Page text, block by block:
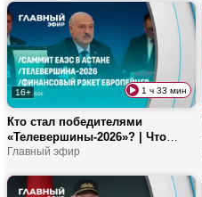
регистрировать домашних
питомцев?
16+ 1 ч 33 мин
Кто стал победителями
«Телевершины-2026»? | Что
обсуждали на саммите ЕАЭС? |
Румынию – кто виноват?
Главный эфир